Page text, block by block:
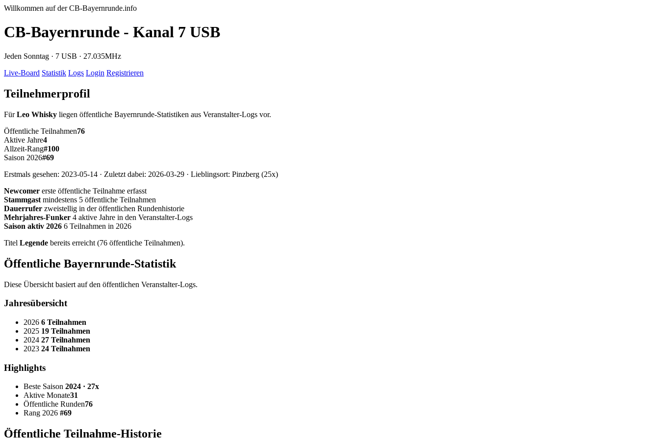
Willkommen auf der CB-Bayernrunde.info
CB-Bayernrunde - Kanal 7 USB
Jeden Sonntag · 7 USB · 27.035MHz
Live-Board Statistik Logs Login Registrieren
Teilnehmerprofil
FürLeo Whisky liegen öffentliche Bayernrunde-Statistiken aus Veranstalter-Logs vor.
Öffentliche Teilnahmen76
Aktive Jahre4
Allzeit-Rang#100
Saison 2026#69
Erstmals gesehen: 2023-05-14 · Zuletzt dabei: 2026-03-29 · Lieblingsort: Pinzberg (25x)
Newcomer erste öffentliche Teilnahme erfasst
Stammgast mindestens 5 öffentliche Teilnahmen
Dauerrufer zweistellig in der öffentlichen Rundenhistorie
Mehrjahres-Funker 4 aktive Jahre in den Veranstalter-Logs
Saison aktiv 2026 6 Teilnahmen in 2026
Titel Legende bereits erreicht (76 öffentliche Teilnahmen).
Öffentliche Bayernrunde-Statistik
Diese Übersicht basiert auf den öffentlichen Veranstalter-Logs.
Jahresübersicht
2026 6 Teilnahmen
2025 19 Teilnahmen
2024 27 Teilnahmen
2023 24 Teilnahmen
Highlights
Beste Saison 2024 · 27x
Aktive Monate31
Öffentliche Runden76
Rang 2026 #69
Öffentliche Teilnahme-Historie